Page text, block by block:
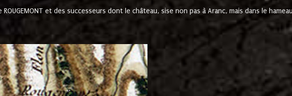
et des successeurs dont le château, sise non pas à Aranc, mais dans le